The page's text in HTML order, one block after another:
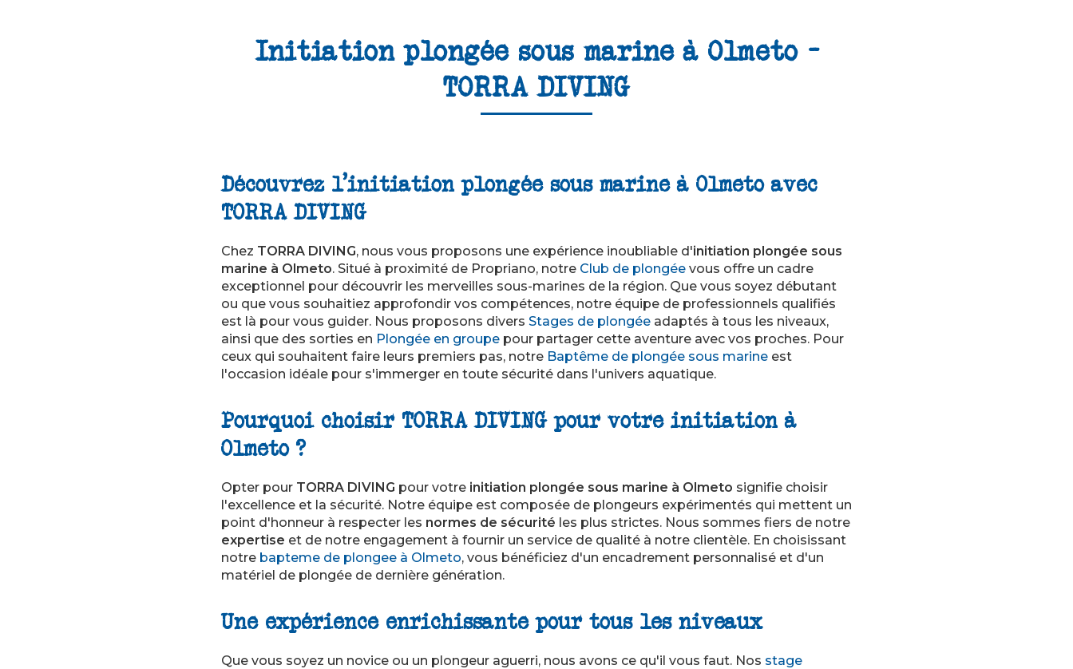
Initiation plongée sous marine à Olmeto -
TORRA DIVING
Découvrez l'initiation plongée sous marine à Olmeto avec
TORRA DIVING
Chez TORRA DIVING, nous vous proposons une expérience inoubliable d'initiation plongée sous
marine à Olmeto. Situé à proximité de Propriano, notre Club de plongée vous offre un cadre
exceptionnel pour découvrir les merveilles sous-marines de la région. Que vous soyez débutant
ou que vous souhaitiez approfondir vos compétences, notre équipe de professionnels qualifiés
est là pour vous guider. Nous proposons divers Stages de plongée adaptés à tous les niveaux,
ainsi que des sorties en Plongée en groupe pour partager cette aventure avec vos proches. Pour
ceux qui souhaitent faire leurs premiers pas, notre Baptême de plongée sous marine est
l'occasion idéale pour s'immerger en toute sécurité dans l'univers aquatique.
Pourquoi choisir TORRA DIVING pour votre initiation à
Olmeto ?
Opter pour TORRA DIVING pour votre initiation plongée sous marine à Olmeto signifie choisir
l'excellence et la sécurité. Notre équipe est composée de plongeurs expérimentés qui mettent un
point d'honneur à respecter les normes de sécurité les plus strictes. Nous sommes fiers de notre
expertise et de notre engagement à fournir un service de qualité à notre clientèle. En choisissant
notre bapteme de plongee à Olmeto, vous bénéficiez d'un encadrement personnalisé et d'un
matériel de plongée de dernière génération.
Une expérience enrichissante pour tous les niveaux
Que vous soyez un novice ou un plongeur aguerri, nous avons ce qu'il vous faut. Nos stage